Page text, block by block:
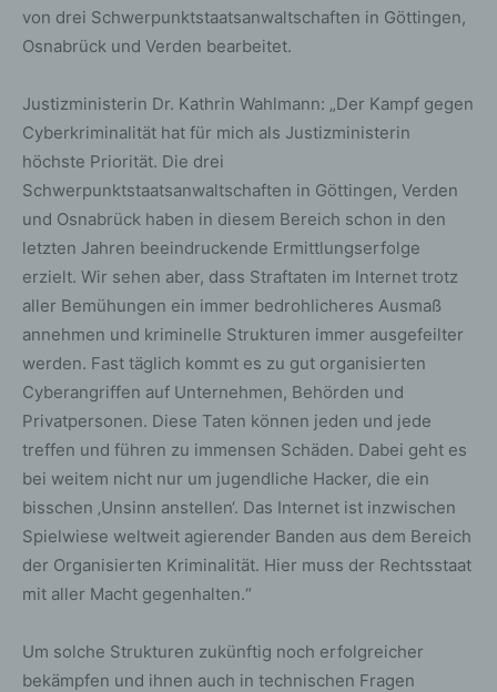
von drei Schwerpunktstaatsanwaltschaften in Göttingen,
Osnabrück und Verden bearbeitet.
Justizministerin Dr. Kathrin Wahlmann: „Der Kampf gegen
Cyberkriminalität hat für mich als Justizministerin
höchste Priorität. Die drei
Schwerpunktstaatsanwaltschaften in Göttingen, Verden
und Osnabrück haben in diesem Bereich schon in den
letzten Jahren beeindruckende Ermittlungserfolge
erzielt. Wir sehen aber, dass Straftaten im Internet trotz
aller Bemühungen ein immer bedrohlicheres Ausmaß
annehmen und kriminelle Strukturen immer ausgefeilter
werden. Fast täglich kommt es zu gut organisierten
Cyberangriffen auf Unternehmen, Behörden und
Privatpersonen. Diese Taten können jeden und jede
treffen und führen zu immensen Schäden. Dabei geht es
bei weitem nicht nur um jugendliche Hacker, die ein
bisschen ‚Unsinn anstellen‘. Das Internet ist inzwischen
Spielwiese weltweit agierender Banden aus dem Bereich
der Organisierten Kriminalität. Hier muss der Rechtsstaat
mit aller Macht gegenhalten.“
Um solche Strukturen zukünftig noch erfolgreicher
bekämpfen und ihnen auch in technischen Fragen